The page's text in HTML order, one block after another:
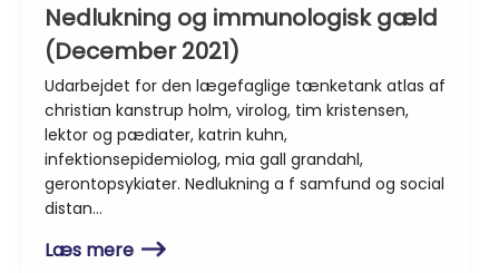
Nedlukning og immunologisk gæld
(December 2021)
Udarbejdet for den lægefaglige tænketank atlas af
christian kanstrup holm, virolog, tim kristensen,
lektor og pædiater, katrin kuhn,
infektionsepidemiolog, mia gall grandahl,
gerontopsykiater. Nedlukning a f samfund og social
distan…
Læs mere